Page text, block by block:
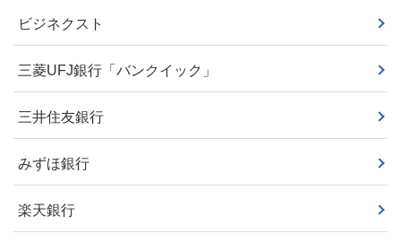
ビジネクスト
三菱UFJ銀行「バンクイック」
三井住友銀行
みずほ銀行
楽天銀行